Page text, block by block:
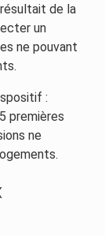
de la
un
ne pouvant
:
premières
ne